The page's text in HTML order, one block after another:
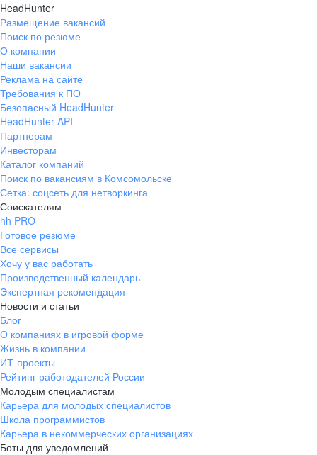
HeadHunter
Размещение вакансий
Поиск по резюме
О компании
Наши вакансии
Реклама на сайте
Требования к ПО
Безопасный HeadHunter
HeadHunter API
Партнерам
Инвесторам
Каталог компаний
Поиск по вакансиям в Комсомольске
Сетка: соцсеть для нетворкинга
Соискателям
hh PRO
Готовое резюме
Все сервисы
Хочу у вас работать
Производственный календарь
Экспертная рекомендация
Новости и статьи
Блог
О компаниях в игровой форме
Жизнь в компании
ИТ-проекты
Рейтинг работодателей России
Молодым специалистам
Карьера для молодых специалистов
Школа программистов
Карьера в некоммерческих организациях
Боты для уведомлений